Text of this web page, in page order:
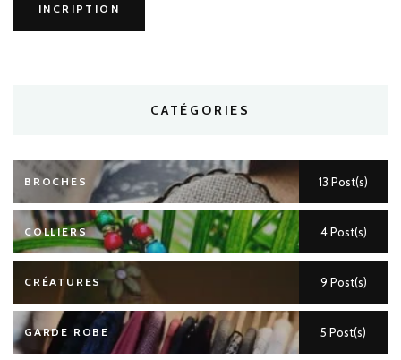
CATÉGORIES
BROCHES 13 Post(s)
COLLIERS 4 Post(s)
CRÉATURES 9 Post(s)
GARDE ROBE 5 Post(s)